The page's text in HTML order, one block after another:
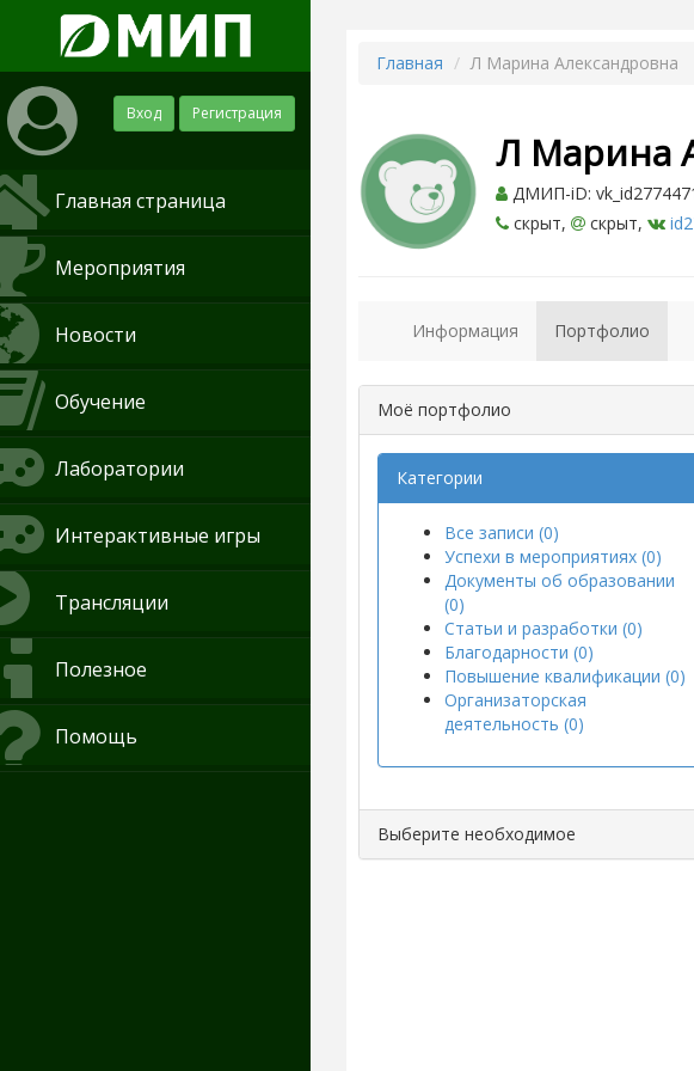
Вход Регистрация
Главная страница
Мероприятия
Новости
Обучение
Лаборатории
Интерактивные игры
Трансляции
Полезное
Помощь
Главная Л Марина Александровна
Л Марина
ДМИП-iD:
скрыт,
скрыт,
Информация Портфолио
Моё портфолио
Категории
Все записи (0)
Успехи в мероприятиях (0)
Документы об образовании
(0)
Статьи и разработки (0)
Благодарности (0)
Повышение квалификации (0)
Организаторская
деятельность (0)
Выберите необходимое